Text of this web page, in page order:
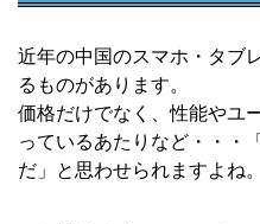
近年の中国のスマホ・タブ
るものがあります。
価格だけでなく、性能やユ
っているあたりなど・・・
だ」と思わせられますよね。